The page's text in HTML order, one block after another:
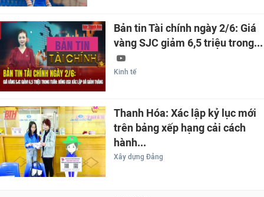
Bản tin Tài chính ngày 2/6: Giá
vàng SJC giảm 6,5 triệu trong...
Kinh tế
Thanh Hóa: Xác lập kỷ lục mới
trên bảng xếp hạng cải cách
hành...
Xây dựng Đảng